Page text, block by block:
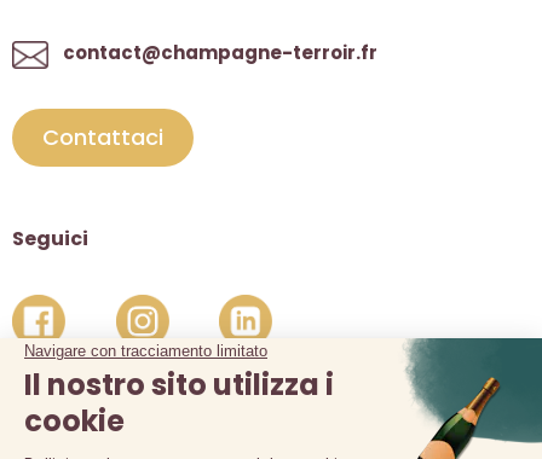
contact@champagne-terroir.fr
Contattaci
Seguici